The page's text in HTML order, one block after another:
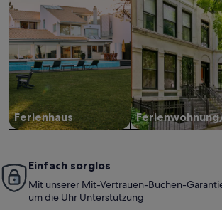
Ferienhaus
Einfach sorglos
Mit unserer Mit-Vertrauen-Buchen-
um die Uhr Unterstützung